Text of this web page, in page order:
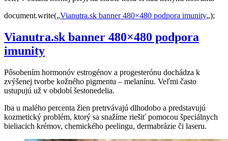
document.write(„Vianutra.sk banner 480×480 podpora imunity„);
Vianutra.sk banner 480×480 podpora
imunity
Pôsobením hormonóv estrogénov a progesterónu dochádza k
zvýšenej tvorbe kožného pigmentu – melanínu. Veľmi často
ustupujú už v období šestonedelia.
Iba u malého percenta žien pretrvávajú dlhodobo a predstavujú
kozmetický problém, ktorý sa snažíme riešiť pomocou špeciálnych
bieliacich krémov, chemického peelingu, dermabrázie či laseru.